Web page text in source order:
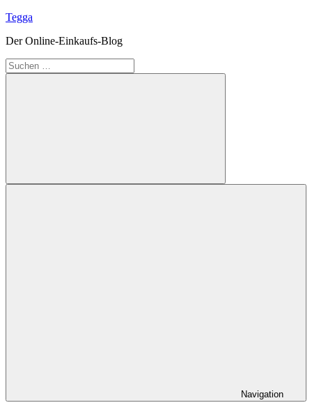
Zum
springen
Tegga
Der Online-Einkaufs-Blog
Suchen
nach:
Suchen
Navigation